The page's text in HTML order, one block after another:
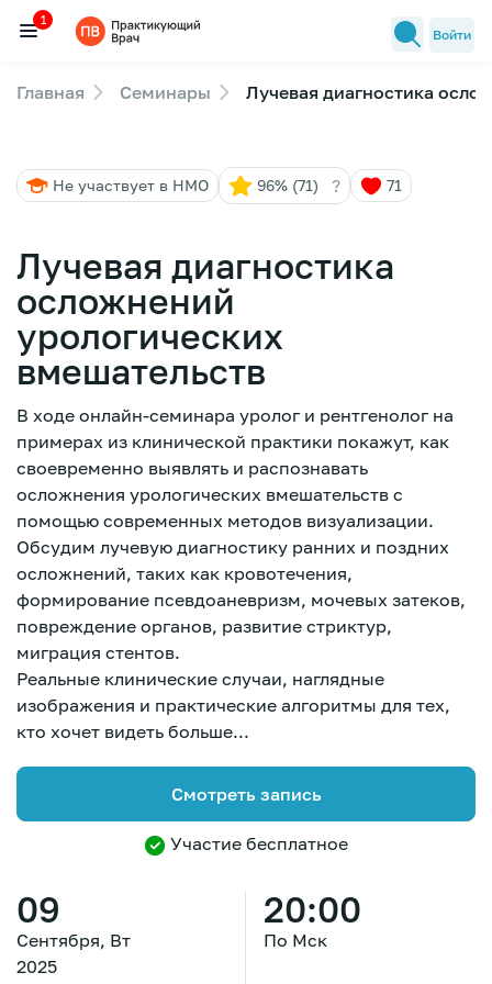
Семинары
Лекторы
Зарегистрироваться
1
Войти
Главная Семинары Лучевая диагностика
Не участвует в НМО 96% (71) ? 71
09
Сентября, Вт
2025
20:00
По Мск
Лучевая диагностика
осложнений
урологических
вмешательств
В ходе онлайн-семинара уролог и рентгенолог на
примерах из клинической практики покажут, как
своевременно выявлять и распознавать
осложнения урологических вмешательств с
помощью современных методов визуализации.
Обсудим лучевую диагностику ранних и поздних
осложнений, таких как кровотечения,
формирование псевдоаневризм, мочевых затеков,
повреждение органов, развитие стриктур,
миграция стентов.
Реальные клинические случаи, наглядные
изображения и практические алгоритмы для тех,
кто хочет видеть больше...
Смотреть запись
Участие бесплатное